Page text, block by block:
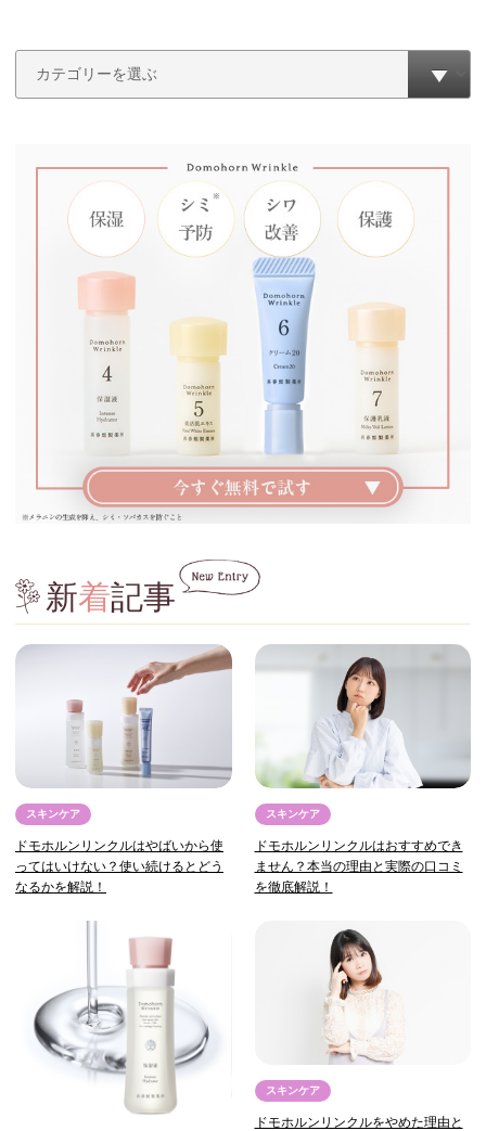
新着記事
スキンケア
ドモホルンリンクルはやばいから使
ってはいけない？使い続けるとどう
なるかを解説！
スキンケア
ドモホルンリンクルはおすすめでき
ません？本当の理由と実際の口コミ
を徹底解説！
スキンケア
ドモホルンリンクルをやめた理由と